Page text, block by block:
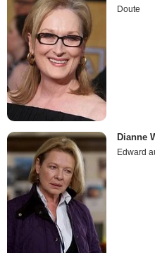
Doute
Dianne
Edward